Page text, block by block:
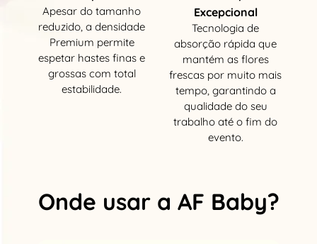
Apesar do tamanho
reduzido, a densidade
Premium permite
espetar hastes finas e
grossas com total
estabilidade.
Excepcional
Tecnologia de
absorção rápida que
mantém as flores
frescas por muito mais
tempo, garantindo a
qualidade do seu
trabalho até o fim do
evento.
Onde usar a AF Baby?